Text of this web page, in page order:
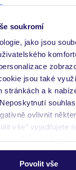
soukromí
jako jsou
jsou také
stránkách a k
ovlivnit
vše“ vyjadřujete
„Personalizace“.
Povolit vše
otázky
při cestování?
ihned po příjezdu do
vyzvednutí zavazadel?
Zobrazit další